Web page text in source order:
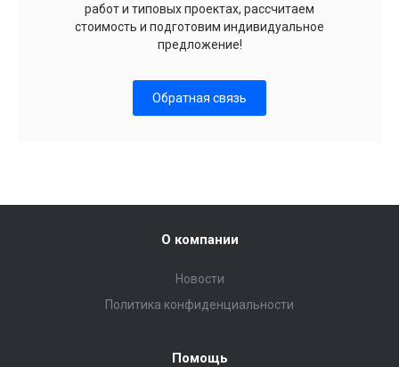
работ и типовых проектах, рассчитаем
стоимость и подготовим индивидуальное
предложение!
Обратная связь
О компании
Новости
Политика конфиденциальности
Помощь